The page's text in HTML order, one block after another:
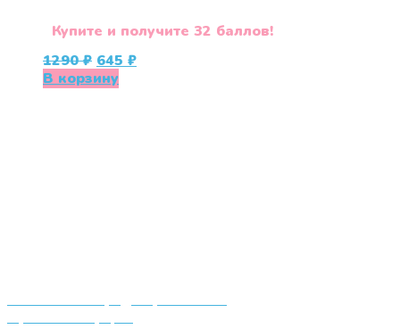
Купите и получите 32 баллов!
1290₽ Первоначальная
цена
645₽Текущая
В корзину
Политика конфиденциальности
Публичная оферта